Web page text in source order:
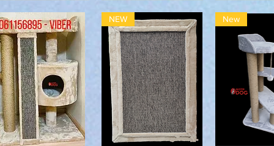
NEW New